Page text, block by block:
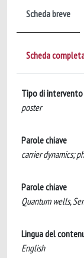
Scheda breve
Scheda
Tipo di intervento
poster
Parole chiave
carrier dynamics;
Parole chiave
Quantum wells,
Lingua del
English